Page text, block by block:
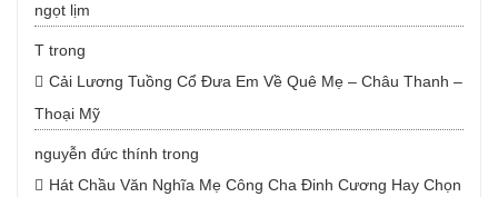
ngọt lịm
T trong
Cải Lương Tuồng Cổ Đưa Em Về Quê Mẹ – Châu Thanh –
Thoại Mỹ
nguyễn đức thính trong
Hát Chầu Văn Nghĩa Mẹ Công Cha Đinh Cương Hay Chọn